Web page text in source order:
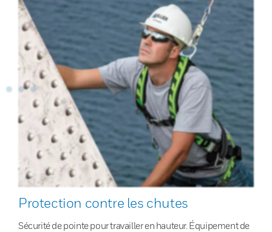
Protection contre les chutes
Sécurité de pointe pour travailler en hauteur. Équipement de